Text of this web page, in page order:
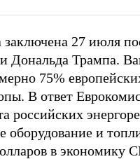
заключена 27 июля
Дональда Трампа.
75%
В ответ
российских
оборудование и
в экономику